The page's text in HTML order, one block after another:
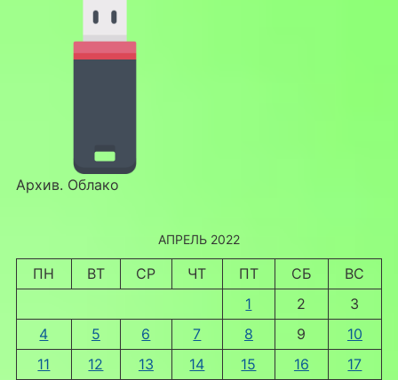
Архив. Облако
АПРЕЛЬ 2022
ПН ВТ СР ЧТ ПТ СБ
ВС
1
2
3
4
5 6 7 8 9
10
11
12 13 14 15 16
17